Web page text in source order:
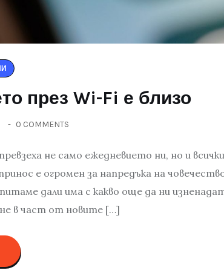
през Wi-Fi е близо
0 COMMENTS
не само ежедневието ни, но и
е огромен за напредъка на
дали има с какво още да ни
в част от новите […]